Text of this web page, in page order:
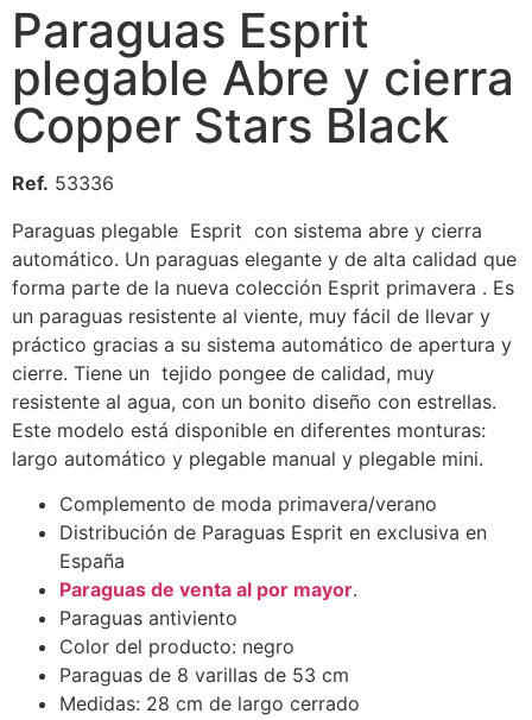
Paraguas Esprit
plegable Abre y cierra
Copper Stars Black
Ref. 53336
Paraguas plegable Esprit con sistema abre y cierra
automático. Un paraguas elegante y de alta calidad que
forma parte de la nueva colección Esprit primavera . Es
un paraguas resistente al viente, muy fácil de llevar y
práctico gracias a su sistema automático de apertura y
cierre. Tiene un tejido pongee de calidad, muy
resistente al agua, con un bonito diseño con estrellas.
Este modelo está disponible en diferentes monturas:
largo automático y plegable manual y plegable mini.
Complemento de moda primavera/verano
Distribución de Paraguas Esprit en exclusiva en
España
Paraguas de venta al por mayor.
Paraguas antiviento
Color del producto: negro
Paraguas de 8 varillas de 53 cm
Medidas: 28 cm de largo cerrado